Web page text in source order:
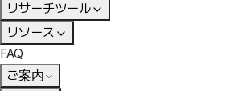
リサーチツール
リソース
FAQ
ご案内